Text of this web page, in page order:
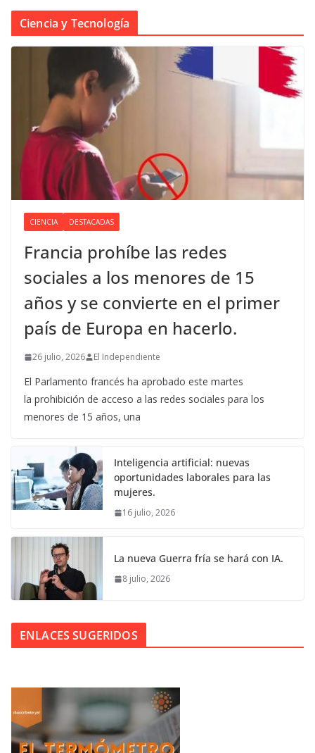
Ciencia y Tecnología
CIENCIA DESTACADAS
Francia prohíbe las redes
sociales a los menores de 15
años y se convierte en el primer
país de Europa en hacerlo.
26 julio, 2026 El Independiente
El Parlamento francés ha aprobado este martes
la prohibición de acceso a las redes sociales para los
menores de 15 años, una
Inteligencia artificial: nuevas
oportunidades laborales para las
mujeres.
16 julio, 2026
La nueva Guerra fría se hará con IA.
8 julio, 2026
ENLACES SUGERIDOS